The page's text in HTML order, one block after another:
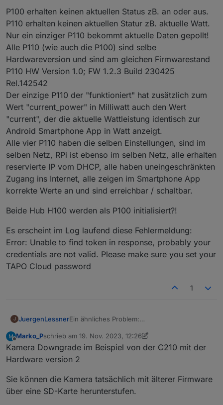
P100 erhalten keinen aktuellen Status zB. an oder aus.
P110 erhalten keinen aktuellen Statur zB. aktuelle Watt.
Nur ein einziger P110 bekommt aktuelle Daten gepollt!
Alle P110 (wie auch die P100) sind selbe
Hardwareversion und sind am gleichen Firmwarestand
P110 HW Version 1.0; FW 1.2.3 Build 230425
Rel.142542
Der einzige P110 der "funktioniert" hat zusätzlich zum
Wert "current_power" in Milliwatt auch den Wert
"current", der die aktuelle Wattleistung identisch zur
Android Smartphone App in Watt anzeigt.
Alle vier P110 haben die selben Einstellungen, sind im
selben Netz, RPi ist ebenso im selben Netz, alle erhalten
reservierte IP vom DHCP, alle haben uneingeschränkten
Zugang ins Internet, alle zeigen im Smartphone App
korrekte Werte an und sind erreichbar / schaltbar.
Beide Hub H100 werden als P100 initialisiert?!
Es erscheint im Log laufend diese Fehlermeldung:
Error: Unable to find token in response, probably your
credentials are not valid. Please make sure you set your
TAPO Cloud password
1
J JuergenLessnerEin ähnliches Problem:
ioBroker
ioBroker Version 6.10.1 (läuft auf RPi 4 in
Docker)
Tapo Adapter Version 0.1.1 (selbes Problem
8 x P100
2 x H100 mit verschiedenen Sensoren
Es geht jedoch primär um P110 und die
Schaltzustände von P100 und P110.
P100 erhalten keinen aktuellen Status zB. an
Marko_Pschrieb am 19. Nov. 2023, 12:26
zuletzt editiert von Marko_P
Kamera Downgrade im Beispiel von der C210 mit der
Hardware version 2
Sie können die Kamera tatsächlich mit älterer Firmware
über eine SD-Karte herunterstufen.